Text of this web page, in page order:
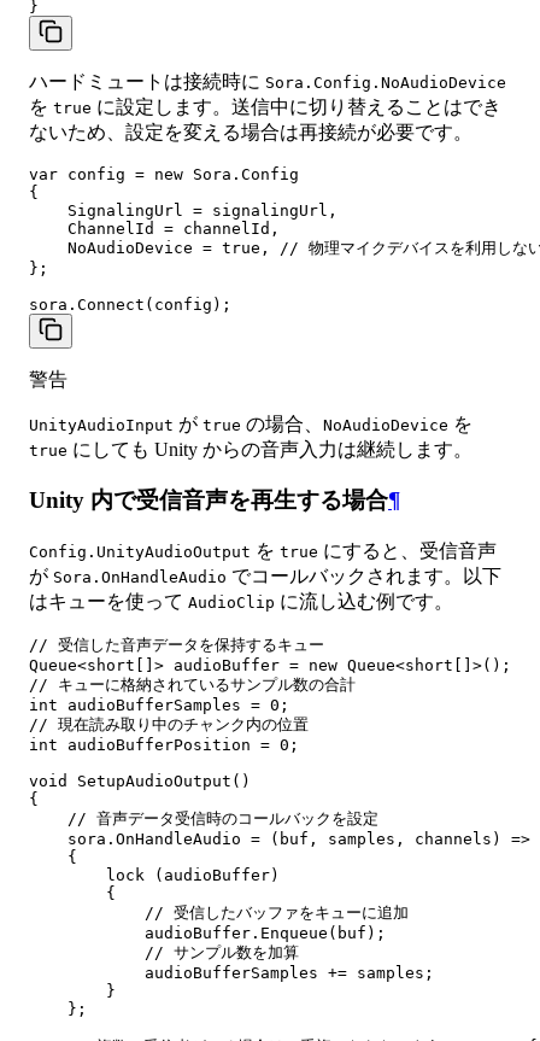
ハードミュートは接続時に Sora.Config.NoAudioDevice
を true に設定します。送信中に切り替えることはでき
ないため、設定を変える場合は再接続が必要です。
var config = new Sora.Config
{
    SignalingUrl = signalingUrl,
    ChannelId = channelId,
NoAudioDevice = true, // 物理マイクデバイスを利用しな
};
警告
UnityAudioInput が true の場合、 NoAudioDevice を
true にしても Unity からの音声入力は継続します。
Unity 内で受信音声を再生する場合¶
Config.UnityAudioOutput を true にすると、受信音声
が Sora.OnHandleAudio でコールバックされます。以下
はキューを使って AudioClip に流し込む例です。
// 受信した音声データを保持するキュー
Queue<short[]> audioBuffer = new Queue<short[]>();
// キューに格納されているサンプル数の合計
int audioBufferSamples = 0;
// 現在読み取り中のチャンク内の位置
int audioBufferPosition = 0;
void SetupAudioOutput()
{
    // 音声データ受信時のコールバックを設定
    sora.OnHandleAudio = (buf, samples, channels) =>
    {
        lock (audioBuffer)
        {
            // 受信したバッファをキューに追加
            audioBuffer.Enqueue(buf);
            // サンプル数を加算
            audioBufferSamples += samples;
        }
    };